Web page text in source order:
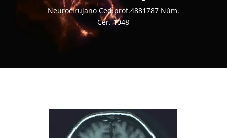
Neurocirujano Ced.prof.4881787 Núm.
Cer. 1048